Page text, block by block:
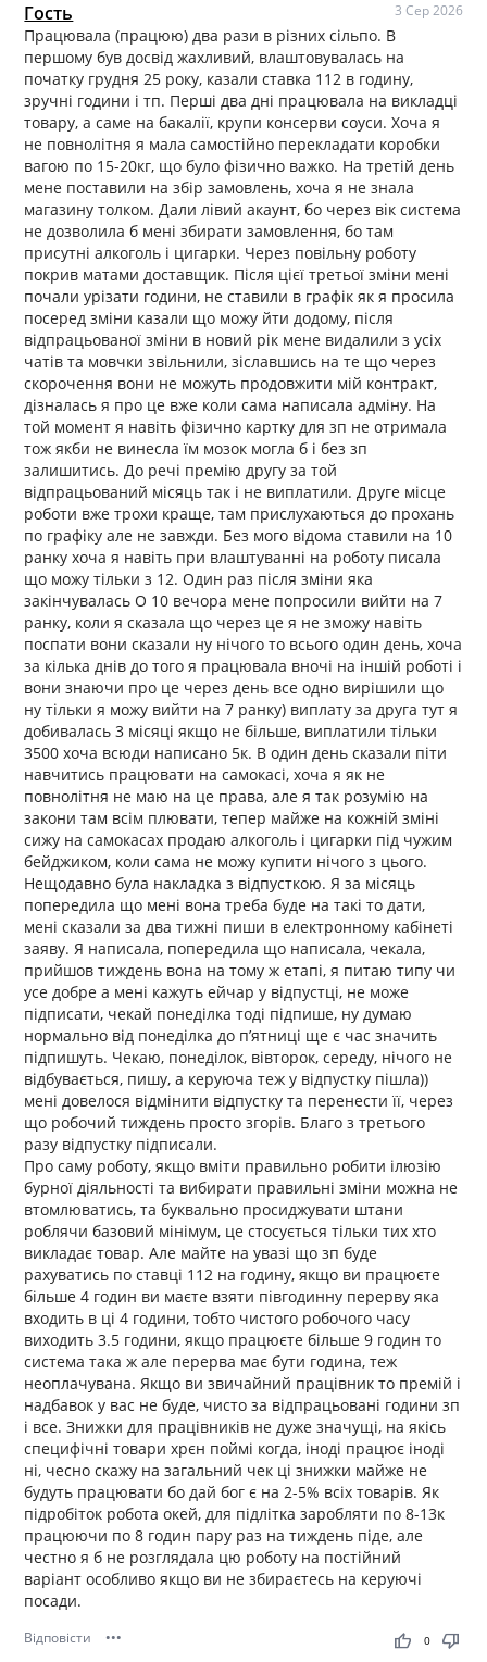
Гость 3 Сер 2026
Працювала (працюю) два рази в різних сільпо. В
першому був досвід жахливий, влаштовувалась на
початку грудня 25 року, казали ставка 112 в годину,
зручні години і тп. Перші два дні працювала на викладці
товару, а саме на бакалії, крупи консерви соуси. Хоча я
не повнолітня я мала самостійно перекладати коробки
вагою по 15-20кг, що було фізично важко. На третій день
мене поставили на збір замовлень, хоча я не знала
магазину толком. Дали лівий акаунт, бо через вік система
не дозволила б мені збирати замовлення, бо там
присутні алкоголь і цигарки. Через повільну роботу
покрив матами доставщик. Після цієї третьої зміни мені
почали урізати години, не ставили в графік як я просила
посеред зміни казали що можу йти додому, після
відпрацьованої зміни в новий рік мене видалили з усіх
чатів та мовчки звільнили, зіславшись на те що через
скорочення вони не можуть продовжити мій контракт,
дізналась я про це вже коли сама написала адміну. На
той момент я навіть фізично картку для зп не отримала
тож якби не винесла їм мозок могла б і без зп
залишитись. До речі премію другу за той
відпрацьований місяць так і не виплатили. Друге місце
роботи вже трохи краще, там прислухаються до прохань
по графіку але не завжди. Без мого відома ставили на 10
ранку хоча я навіть при влаштуванні на роботу писала
що можу тільки з 12. Один раз після зміни яка
закінчувалась О 10 вечора мене попросили вийти на 7
ранку, коли я сказала що через це я не зможу навіть
поспати вони сказали ну нічого то всього один день, хоча
за кілька днів до того я працювала вночі на іншій роботі і
вони знаючи про це через день все одно вирішили що
ну тільки я можу вийти на 7 ранку) виплату за друга тут я
добивалась 3 місяці якщо не більше, виплатили тільки
3500 хоча всюди написано 5к. В один день сказали піти
навчитись працювати на самокасі, хоча я як не
повнолітня не маю на це права, але я так розумію на
закони там всім плювати, тепер майже на кожній зміні
сижу на самокасах продаю алкоголь і цигарки під чужим
бейджиком, коли сама не можу купити нічого з цього.
Нещодавно була накладка з відпусткою. Я за місяць
попередила що мені вона треба буде на такі то дати,
мені сказали за два тижні пиши в електронному кабінеті
заяву. Я написала, попередила що написала, чекала,
прийшов тиждень вона на тому ж етапі, я питаю типу чи
усе добре а мені кажуть ейчар у відпустці, не може
підписати, чекай понеділка тоді підпише, ну думаю
нормально від понеділка до п’ятниці ще є час значить
підпишуть. Чекаю, понеділок, вівторок, середу, нічого не
відбувається, пишу, а керуюча теж у відпустку пішла))
мені довелося відмінити відпустку та перенести її, через
що робочий тиждень просто згорів. Благо з третього
разу відпустку підписали.
Про саму роботу, якщо вміти правильно робити ілюзію
бурної діяльності та вибирати правильні зміни можна не
втомлюватись, та буквально просиджувати штани
роблячи базовий мінімум, це стосується тільки тих хто
викладає товар. Але майте на увазі що зп буде
рахуватись по ставці 112 на годину, якщо ви працюєте
більше 4 годин ви маєте взяти півгодинну перерву яка
входить в ці 4 години, тобто чистого робочого часу
виходить 3.5 години, якщо працюєте більше 9 годин то
система така ж але перерва має бути година, теж
неоплачувана. Якщо ви звичайний працівник то премій і
надбавок у вас не буде, чисто за відпрацьовані години зп
і все. Знижки для працівників не дуже значущі, на якісь
специфічні товари хрєн поймі когда, іноді працює іноді
ні, чесно скажу на загальний чек ці знижки майже не
будуть працювати бо дай бог є на 2-5% всіх товарів. Як
підробіток робота окей, для підлітка заробляти по 8-13к
працюючи по 8 годин пару раз на тиждень піде, але
честно я б не розглядала цю роботу на постійний
варіант особливо якщо ви не збираєтесь на керуючі
посади.
Відповісти ••• thumb_up thumb_down
0